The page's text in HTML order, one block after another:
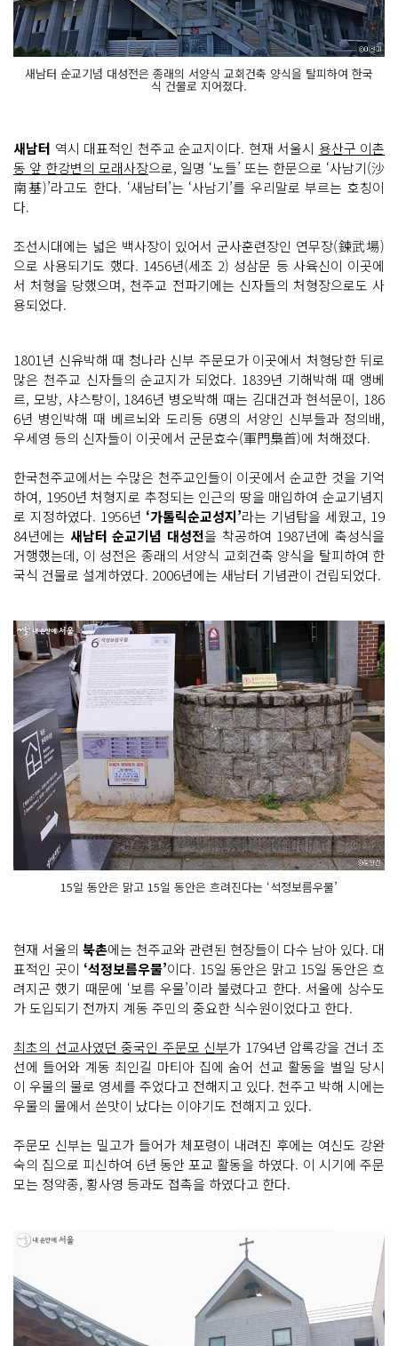
새남터 순교기념 대성전은 종래의 서양식 교회건축 양식을 탈피하여 한국
식 건물로 지어졌다.
새남터 역시 대표적인 천주교 순교지이다. 현재 서울시 용산구 이촌
동 앞 한강변의 모래사장으로, 일명 ‘노들’ 또는 한문으로 ‘사남기(沙
南基)’라고도 한다. ‘새남터’는 ‘사남기’를 우리말로 부르는 호칭이
다.
조선시대에는 넓은 백사장이 있어서 군사훈련장인 연무장(鍊武場)
으로 사용되기도 했다. 1456년(세조 2) 성삼문 등 사육신이 이곳에
서 처형을 당했으며, 천주교 전파기에는 신자들의 처형장으로도 사
용되었다.
1801년 신유박해 때 청나라 신부 주문모가 이곳에서 처형당한 뒤로
많은 천주교 신자들의 순교지가 되었다. 1839년 기해박해 때 앵베
르, 모방, 샤스탕이, 1846년 병오박해 때는 김대건과 현석문이, 186
6년 병인박해 때 베르뇌와 도리등 6명의 서양인 신부들과 정의배,
우세영 등의 신자들이 이곳에서 군문효수(軍門梟首)에 처해졌다.
한국천주교에서는 수많은 천주교인들이 이곳에서 순교한 것을 기억
하여, 1950년 처형지로 추정되는 인근의 땅을 매입하여 순교기념지
로 지정하였다. 1956년 ‘가톨릭순교성지’라는 기념탑을 세웠고, 19
84년에는 새남터 순교기념 대성전을 착공하여 1987년에 축성식을
거행했는데, 이 성전은 종래의 서양식 교회건축 양식을 탈피하여 한
국식 건물로 설계하였다. 2006년에는 새남터 기념관이 건립되었다.
15일 동안은 맑고 15일 동안은 흐려진다는 ‘석정보름우물’
현재 서울의 북촌에는 천주교와 관련된 현장들이 다수 남아 있다. 대
표적인 곳이 ‘석정보름우물’이다. 15일 동안은 맑고 15일 동안은 흐
려지곤 했기 때문에 ‘보름 우물’이라 불렸다고 한다. 서울에 상수도
가 도입되기 전까지 계동 주민의 중요한 식수원이었다고 한다.
최초의 선교사였던 중국인 주문모 신부가 1794년 압록강을 건너 조
선에 들어와 계동 최인길 마티아 집에 숨어 선교 활동을 벌일 당시
이 우물의 물로 영세를 주었다고 전해지고 있다. 천주고 박해 시에는
우물의 물에서 쓴맛이 났다는 이야기도 전해지고 있다.
주문모 신부는 밀고가 들어가 체포령이 내려진 후에는 여신도 강완
숙의 집으로 피신하여 6년 동안 포교 활동을 하였다. 이 시기에 주문
모는 정약종, 황사영 등과도 접촉을 하였다고 한다.